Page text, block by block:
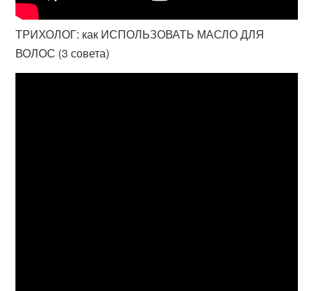
ТРИХОЛОГ: как ИСПОЛЬЗОВАТЬ МАСЛО ДЛЯ
ВОЛОС (3 совета)